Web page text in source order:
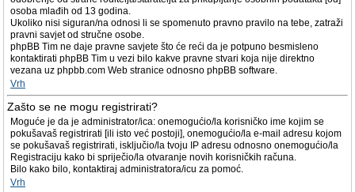
osoba mlađih od 13 godina.
Ukoliko nisi siguran/na odnosi li se spomenuto pravno pravilo na tebe, zatraži
pravni savjet od stručne osobe.
phpBB Tim ne daje pravne savjete što će reći da je potpuno besmisleno
kontaktirati phpBB Tim u vezi bilo kakve pravne stvari koja nije direktno
vezana uz phpbb.com Web stranice odnosno phpBB software.
Vrh
Zašto se ne mogu registrirati?
Moguće je da je administrator/ica: onemogućio/la korisničko ime kojim se
pokušavaš registrirati [ili isto već postoji], onemogućio/la e-mail adresu kojom
se pokušavaš registrirati, isključio/la tvoju IP adresu odnosno onemogućio/la
Registraciju kako bi spriječio/la otvaranje novih korisničkih računa.
Bilo kako bilo, kontaktiraj administratora/icu za pomoć.
Vrh